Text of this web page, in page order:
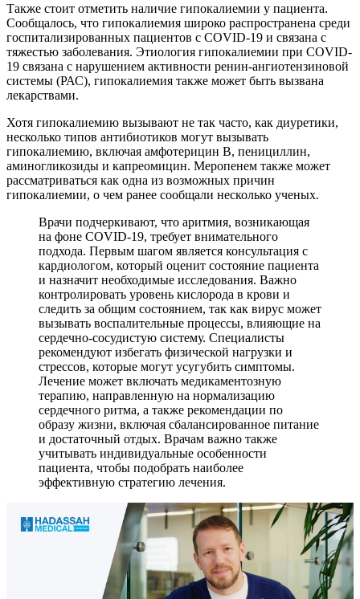
Также стоит отметить наличие гипокалиемии у пациента.
Сообщалось, что гипокалиемия широко распространена среди
госпитализированных пациентов с COVID-19 и связана с
тяжестью заболевания. Этиология гипокалиемии при COVID-
19 связана с нарушением активности ренин-ангиотензиновой
системы (РАС), гипокалиемия также может быть вызвана
лекарствами.
Хотя гипокалиемию вызывают не так часто, как диуретики,
несколько типов антибиотиков могут вызывать
гипокалиемию, включая амфотерицин B, пенициллин,
аминогликозиды и капреомицин. Меропенем также может
рассматриваться как одна из возможных причин
гипокалиемии, о чем ранее сообщали несколько ученых.
Врачи подчеркивают, что аритмия, возникающая
на фоне COVID-19, требует внимательного
подхода. Первым шагом является консультация с
кардиологом, который оценит состояние пациента
и назначит необходимые исследования. Важно
контролировать уровень кислорода в крови и
следить за общим состоянием, так как вирус может
вызывать воспалительные процессы, влияющие на
сердечно-сосудистую систему. Специалисты
рекомендуют избегать физической нагрузки и
стрессов, которые могут усугубить симптомы.
Лечение может включать медикаментозную
терапию, направленную на нормализацию
сердечного ритма, а также рекомендации по
образу жизни, включая сбалансированное питание
и достаточный отдых. Врачам важно также
учитывать индивидуальные особенности
пациента, чтобы подобрать наиболее
эффективную стратегию лечения.